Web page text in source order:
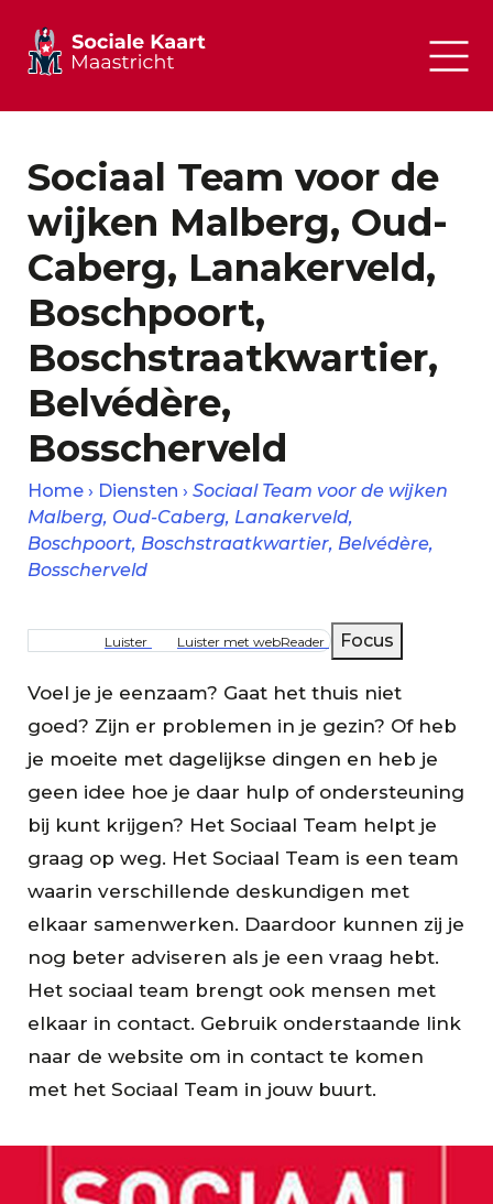
Sociaal Team voor de
wijken Malberg, Oud-
Caberg, Lanakerveld,
Boschpoort,
Boschstraatkwartier,
Belvédère,
Bosscherveld
Kruimelpad
Home Diensten
Sociaal Team voor de wijken
Malberg, Oud-Caberg, Lanakerveld,
Boschpoort, Boschstraatkwartier, Belvédère,
Bosscherveld
Luister Luister met webReader Focus
Voel je je eenzaam? Gaat het thuis niet
goed? Zijn er problemen in je gezin? Of heb
je moeite met dagelijkse dingen en heb je
geen idee hoe je daar hulp of ondersteuning
bij kunt krijgen? Het Sociaal Team helpt je
graag op weg. Het Sociaal Team is een team
waarin verschillende deskundigen met
elkaar samenwerken. Daardoor kunnen zij je
nog beter adviseren als je een vraag hebt.
Het sociaal team brengt ook mensen met
elkaar in contact. Gebruik onderstaande link
naar de website om in contact te komen
met het Sociaal Team in jouw buurt.